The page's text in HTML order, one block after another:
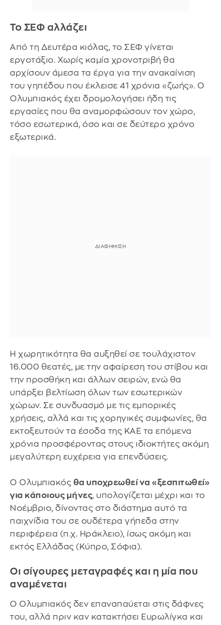
Το ΣΕΦ αλλάζει
Από τη Δευτέρα κιόλας, το ΣΕΦ γίνεται
εργοτάξιο. Χωρίς καμία χρονοτριβή θα
αρχίσουν άμεσα τα έργα για την ανακαίνιση
του γηπέδου που έκλεισε 41 χρόνια «ζωής». Ο
Ολυμπιακός έχει δρομολογήσει ήδη τις
εργασίες που θα αναμορφώσουν τον χώρο,
τόσο εσωτερικά, όσο και σε δεύτερο χρόνο
εξωτερικά.
Η χωρητικότητα θα αυξηθεί σε τουλάχιστον
16.000 θεατές, με την αφαίρεση του στίβου και
την προσθήκη και άλλων σειρών, ενώ θα
υπάρξει βελτίωση όλων των εσωτερικών
χώρων. Σε συνδυασμό με τις εμπορικές
χρήσεις, αλλά και τις χορηγικές συμφωνίες, θα
εκτοξευτούν τα έσοδα της ΚΑΕ τα επόμενα
χρόνια προσφέροντας στους ιδιοκτήτες ακόμη
μεγαλύτερη ευχέρεια για επενδύσεις.
Ο Ολυμπιακός θα υποχρεωθεί να «ξεσπιτωθεί»
για κάποιους μήνες, υπολογίζεται μέχρι και το
Νοέμβριο, δίνοντας στο διάστημα αυτό τα
παιχνίδια του σε ουδέτερα γήπεδα στην
περιφέρεια (π.χ. Ηράκλειο), ίσως ακόμη και
εκτός Ελλάδας (Κύπρο, Σόφια).
Οι σίγουρες μεταγραφές και η μία που
αναμένεται
Ο Ολυμπιακός δεν επαναπαύεται στις δάφνες
του, αλλά πριν καν κατακτήσει Ευρωλίγκα και